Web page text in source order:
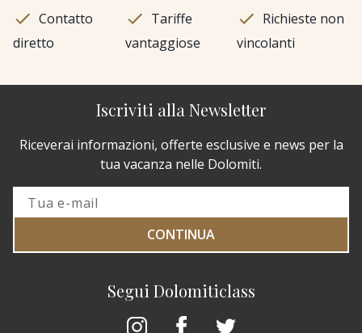
Contatto
diretto
Tariffe
vantaggiose
Richieste non
vincolanti
Segui Dolomiticlass
Iscriviti alla Newsletter
Riceverai informazioni, offerte esclusive e news per la
tua vacanza nelle Dolomiti.
CONTINUA